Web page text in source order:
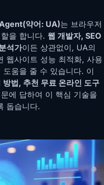
약어: UA)는 브라우저
을 합니다. 웹 개발자, SEO
석가이든 상관없이, UA의
웹사이트 성능 최적화, 사용
움을 줄 수 있습니다. 이
법, 추천 무료 온라인 도구
에 답하여 이 핵심 기술을
돕습니다.